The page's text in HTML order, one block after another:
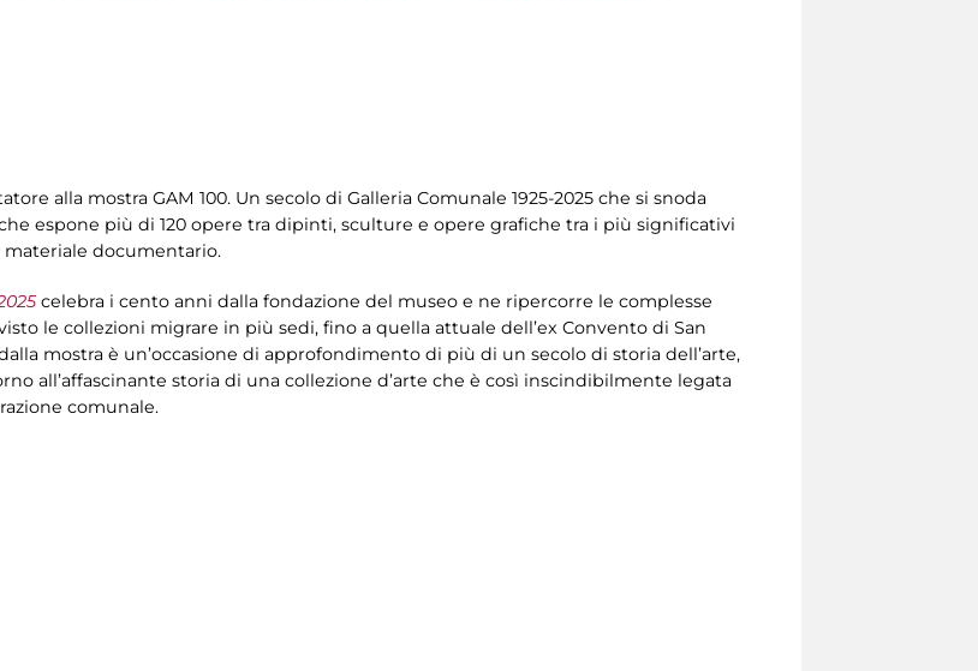
alla mostra GAM 100. Un secolo di Galleria Comunale 1925-2025 che si snoda
espone più di 120 opere tra dipinti, sculture e opere grafiche tra i più significativi
materiale documentario.
celebra i cento anni dalla fondazione del museo e ne ripercorre le complesse
le collezioni migrare in più sedi, fino a quella attuale dell’ex Convento di San
mostra è un’occasione di approfondimento di più di un secolo di storia dell’arte,
all’affascinante storia di una collezione d’arte che è così inscindibilmente legata
comunale.